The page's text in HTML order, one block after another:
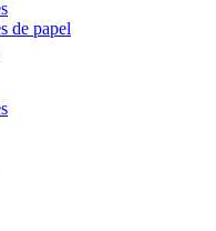
de papel